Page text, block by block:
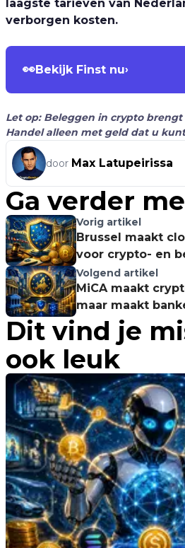
laagste tarieven van
verborgen kosten.
👀Bekijk Finst nu›
Let op: Beleggen in crypto brengt
Handel alleen met geld dat u
door Max Latupeirissa
Ga verder
Vorig artikel
Brussel maakt
voor crypto- en
Volgend artikel
MiCA maakt
maar maakt
winnaars
Dit vind je
ook leuk